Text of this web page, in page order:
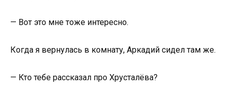
— Вот это мне тоже интересно.
Когда я вернулась в комнату, Аркадий сидел там же.
— Кто тебе рассказал про Хрусталёва?